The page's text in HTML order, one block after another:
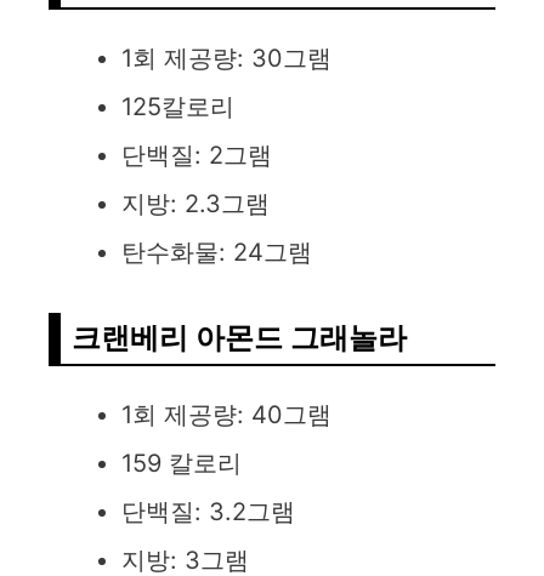
1회 제공량: 30그램
125칼로리
단백질: 2그램
지방: 2.3그램
탄수화물: 24그램
크랜베리 아몬드 그래놀라
1회 제공량: 40그램
159 칼로리
단백질: 3.2그램
지방: 3그램